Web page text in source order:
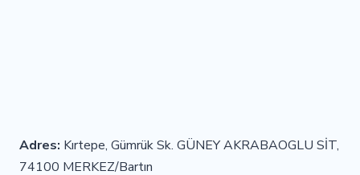
Adres: Kırtepe, Gümrük Sk. GÜNEY AKRABAOGLU SİT,
74100 MERKEZ/Bartın